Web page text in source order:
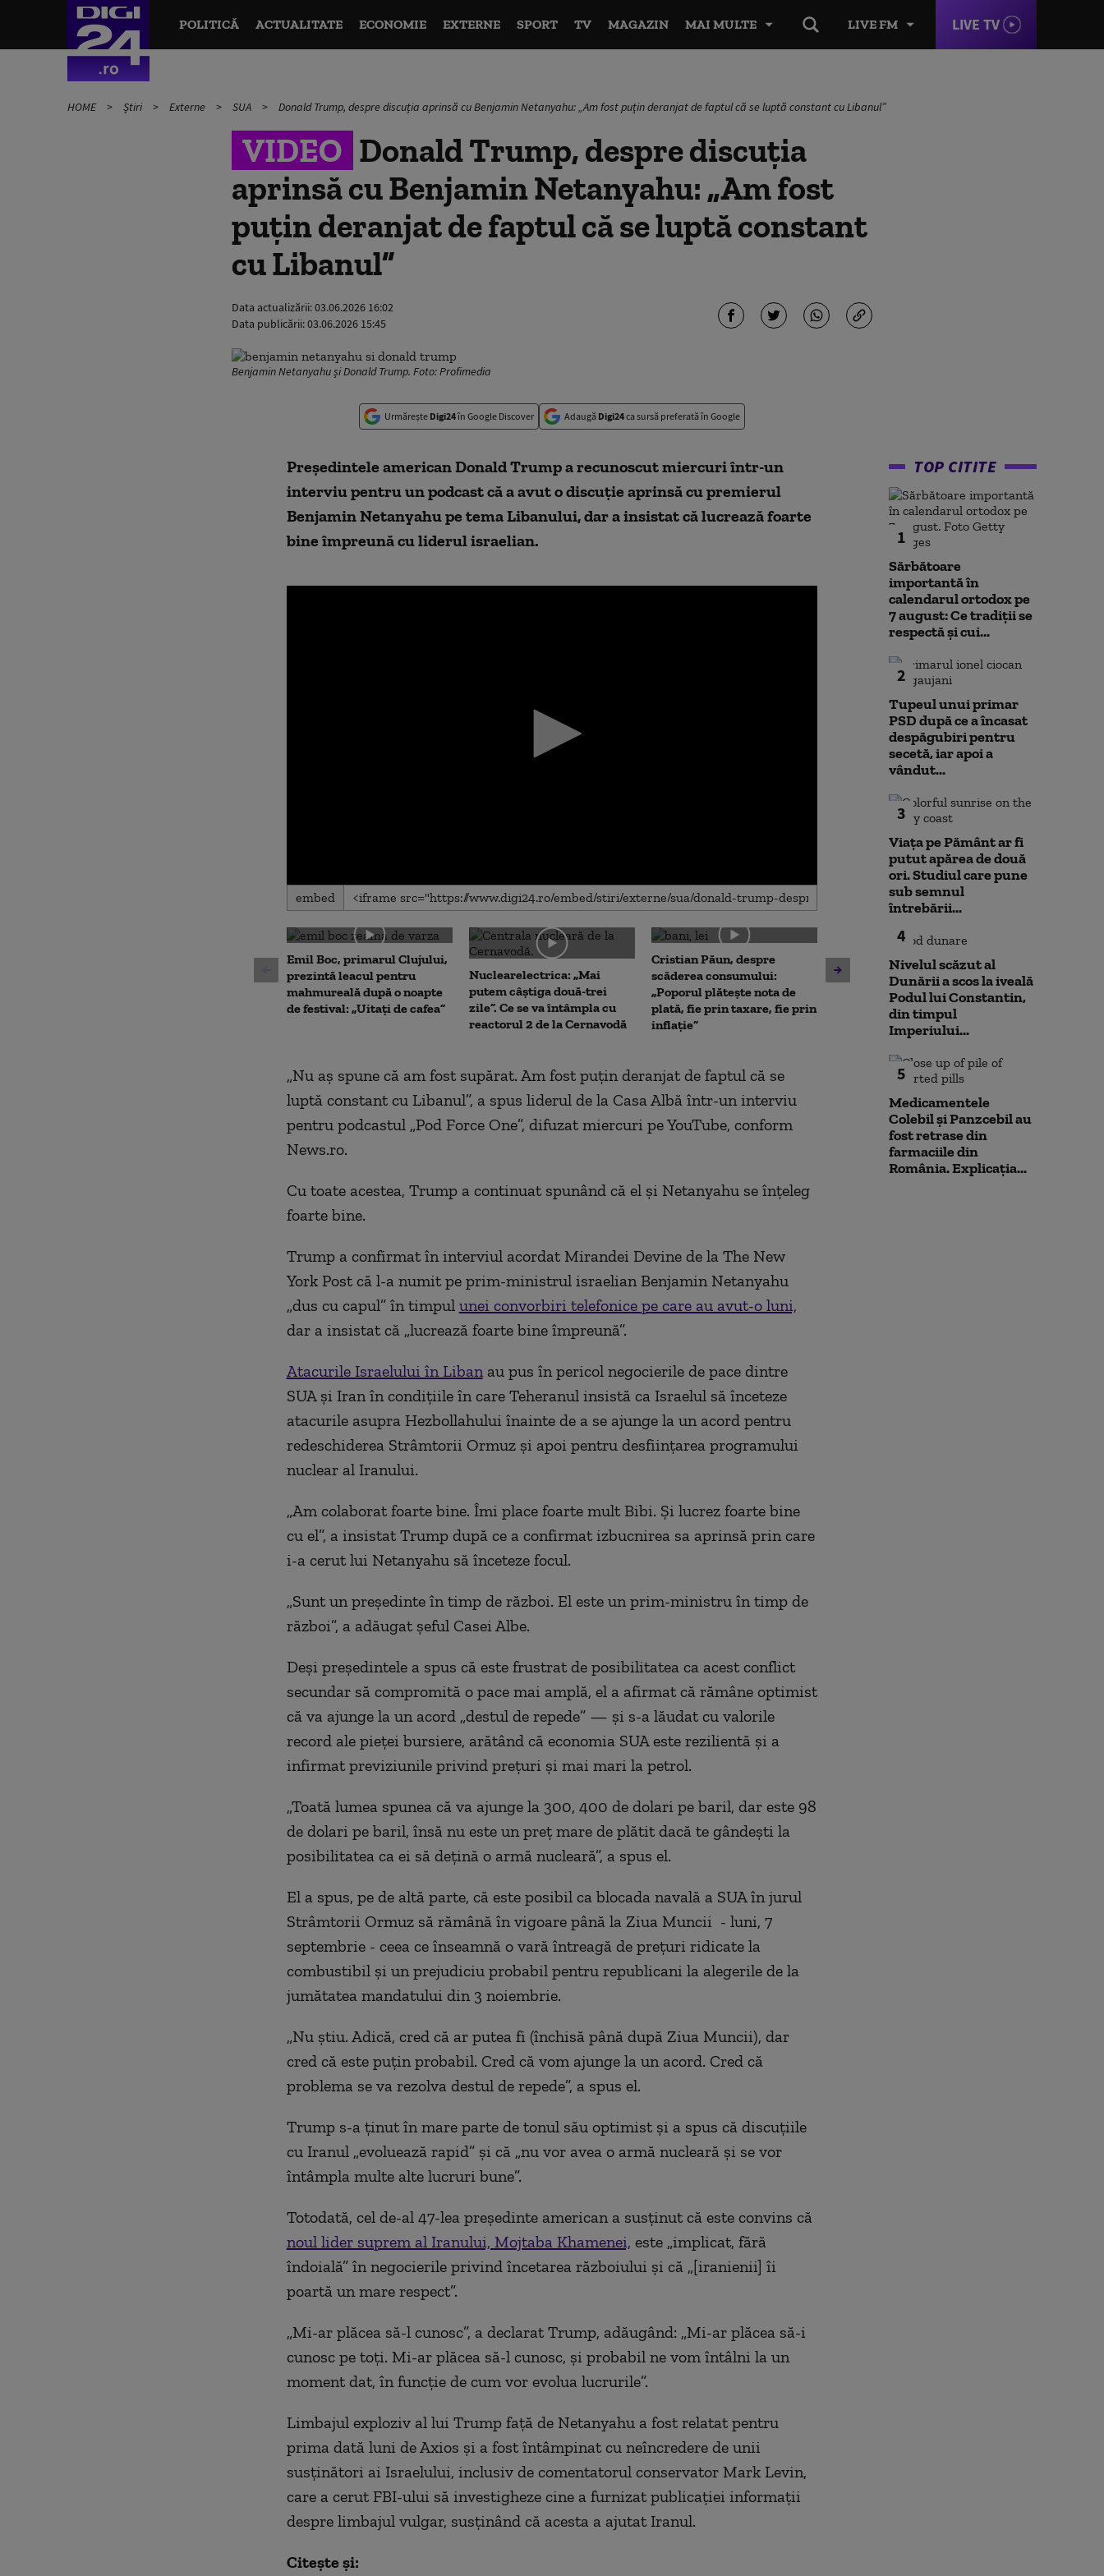
LIVE FM LIVE TV
POLITICĂ ACTUALITATE ECONOMIE EXTERNE SPORT TV MAGAZIN MAI MULTE
HOME Știri Externe SUA Donald Trump, despre discuția aprinsă cu Benjamin Netanyahu: „Am fost puţin deranjat de faptul că se luptă constant cu Libanul”
VIDEO Donald Trump, despre discuția
aprinsă cu Benjamin Netanyahu: „Am fost
puţin deranjat de faptul că se luptă constant
cu Libanul”
Data actualizării:03.06.2026 16:02
Data publicării:03.06.2026 15:45
Benjamin Netanyahu și Donald Trump. Foto: Profimedia
Urmărește Digi24în Google Discover Adaugă Digi24ca sursă preferată în Google
Preşedintele american Donald Trump a recunoscut miercuri într-un
interviu pentru un podcast că a avut o discuţie aprinsă cu premierul
Benjamin Netanyahu pe tema Libanului, dar a insistat că lucrează foarte
bine împreună cu liderul israelian.
0
seconds
0
secondsVolume
90%
embed
Emil Boc, primarul Clujului,
prezintă leacul pentru
mahmureală după o noapte
de festival: „Uitați de cafea”
Nuclearelectrica: „Mai
putem câștiga două-trei
zile”. Ce se va întâmpla cu
reactorul 2 de la Cernavodă
Cristian Păun, despre
scăderea consumului:
„Poporul plătește nota de
plată, fie prin taxare, fie prin
inflație”
Antrenament cu miză:
pușcașii marini români au
testat vehiculele de asalt
amfibiu AAV-7 alături de
militarii SUA
Rahova:
așteaptă să
„Nu aş spune că am fost supărat. Am fost puţin deranjat de faptul că se
luptă constant cu Libanul”, a spus liderul de la Casa Albă într-un interviu
pentru podcastul „Pod Force One”, difuzat miercuri pe YouTube, conform
News.ro.
Cu toate acestea, Trump a continuat spunând că el şi Netanyahu se înţeleg
foarte bine.
Trump a confirmat în interviul acordat Mirandei Devine de la The New
York Post că l-a numit pe prim-ministrul israelian Benjamin Netanyahu
„dus cu capul” în timpul unei convorbiri telefonice pe care au avut-o luni,
dar a insistat că „lucrează foarte bine împreună”.
Atacurile Israelului în Liban au pus în pericol negocierile de pace dintre
SUA şi Iran în condiţiile în care Teheranul insistă ca Israelul să înceteze
atacurile asupra Hezbollahului înainte de a se ajunge la un acord pentru
redeschiderea Strâmtorii Ormuz şi apoi pentru desfiinţarea programului
nuclear al Iranului.
„Am colaborat foarte bine. Îmi place foarte mult Bibi. Şi lucrez foarte bine
cu el”, a insistat Trump după ce a confirmat izbucnirea sa aprinsă prin care
i-a cerut lui Netanyahu să înceteze focul.
„Sunt un preşedinte în timp de război. El este un prim-ministru în timp de
război”, a adăugat şeful Casei Albe.
Deşi preşedintele a spus că este frustrat de posibilitatea ca acest conflict
secundar să compromită o pace mai amplă, el a afirmat că rămâne optimist
că va ajunge la un acord „destul de repede” — şi s-a lăudat cu valorile
record ale pieţei bursiere, arătând că economia SUA este rezilientă şi a
infirmat previziunile privind preţuri şi mai mari la petrol.
„Toată lumea spunea că va ajunge la 300, 400 de dolari pe baril, dar este 98
de dolari pe baril, însă nu este un preţ mare de plătit dacă te gândeşti la
posibilitatea ca ei să deţină o armă nucleară”, a spus el.
El a spus, pe de altă parte, că este posibil ca blocada navală a SUA în jurul
Strâmtorii Ormuz să rămână în vigoare până la Ziua Muncii - luni, 7
septembrie - ceea ce înseamnă o vară întreagă de preţuri ridicate la
combustibil şi un prejudiciu probabil pentru republicani la alegerile de la
jumătatea mandatului din 3 noiembrie.
„Nu ştiu. Adică, cred că ar putea fi (închisă până după Ziua Muncii), dar
cred că este puţin probabil. Cred că vom ajunge la un acord. Cred că
problema se va rezolva destul de repede”, a spus el.
Trump s-a ţinut în mare parte de tonul său optimist şi a spus că discuţiile
cu Iranul „evoluează rapid” şi că „nu vor avea o armă nucleară şi se vor
întâmpla multe alte lucruri bune”.
Totodată, cel de-al 47-lea președinte american a susținut că este convins că
noul lider suprem al Iranului, Mojtaba Khamenei, este „implicat, fără
îndoială” în negocierile privind încetarea războiului și că „[iranienii] îi
poartă un mare respect”.
„Mi-ar plăcea să-l cunosc”, a declarat Trump, adăugând: „Mi-ar plăcea să-i
cunosc pe toți. Mi-ar plăcea să-l cunosc, și probabil ne vom întâlni la un
moment dat, în funcție de cum vor evolua lucrurile”.
Limbajul exploziv al lui Trump faţă de Netanyahu a fost relatat pentru
prima dată luni de Axios şi a fost întâmpinat cu neîncredere de unii
susţinători ai Israelului, inclusiv de comentatorul conservator Mark Levin,
care a cerut FBI-ului să investigheze cine a furnizat publicaţiei informaţii
despre limbajul vulgar, susţinând că acesta a ajutat Iranul.
Citește și:
TOP CITITE
1
Sărbătoare
importantă în
calendarul ortodox pe
7 august: Ce tradiții se
respectă și cui...
2
Tupeul unui primar
PSD după ce a încasat
despăgubiri pentru
secetă, iar apoi a
vândut...
3
Viața pe Pământ ar fi
putut apărea de două
ori. Studiul care pune
sub semnul
întrebării...
4
Nivelul scăzut al
Dunării a scos la iveală
Podul lui Constantin,
din timpul
Imperiului...
5
Medicamentele
Colebil și Panzcebil au
fost retrase din
farmaciile din
România. Explicația...